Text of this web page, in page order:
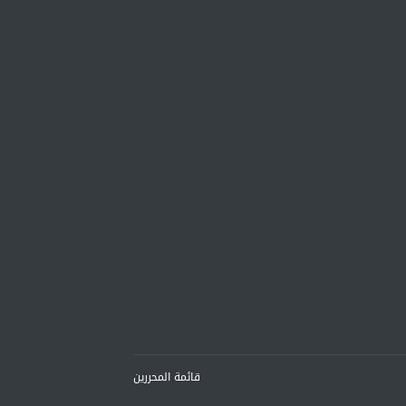
قائمة المحررين